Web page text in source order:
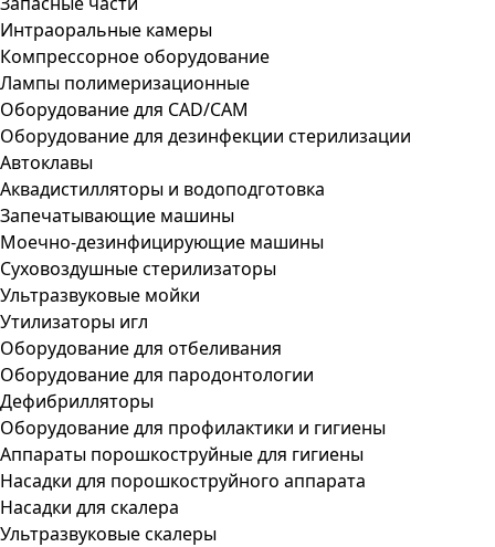
Интраоральные камеры
Компрессорное оборудование
Лампы полимеризационные
Оборудование для CAD/CAM
Оборудование для дезинфекции стерилизации
Автоклавы
Аквадистилляторы и водоподготовка
Запечатывающие машины
Моечно-дезинфицирующие машины
Суховоздушные стерилизаторы
Ультразвуковые мойки
Утилизаторы игл
Оборудование для отбеливания
Оборудование для пародонтологии
Дефибрилляторы
Оборудование для профилактики и гигиены
Аппараты порошкоструйные для гигиены
Насадки для порошкоструйного аппарата
Насадки для скалера
Ультразвуковые скалеры